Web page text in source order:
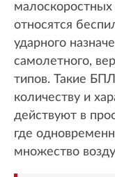
относятся
ударного
самолетного,
типов. Такие
количеству и
действуют в
где
множество